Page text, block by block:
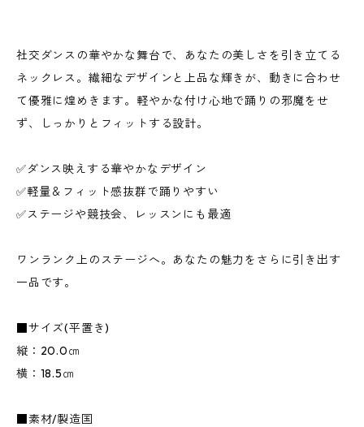
社交ダンスの華やかな舞台で、あなたの美しさを引き立てる
ネックレス。繊細なデザインと上品な輝きが、動きに合わせ
て優雅に煌めきます。軽やかな付け心地で踊りの邪魔をせ
ず、しっかりとフィットする設計。
✅ダンス映えする華やかなデザイン
✅軽量＆フィット感抜群で踊りやすい
✅ステージや競技会、レッスンにも最適
ワンランク上のステージへ。あなたの魅力をさらに引き出す
一品です。
■サイズ(平置き)
縦：20.0㎝
横：18.5㎝
■素材/製造国